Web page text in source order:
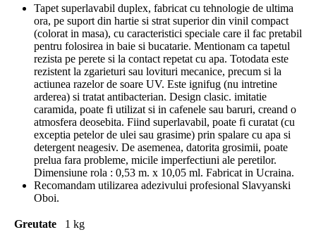
Tapet superlavabil duplex, fabricat cu tehnologie de ultima
ora, pe suport din hartie si strat superior din vinil compact
(colorat in masa), cu caracteristici speciale care il fac pretabil
pentru folosirea in baie si bucatarie. Mentionam ca tapetul
rezista pe perete si la contact repetat cu apa. Totodata este
rezistent la zgarieturi sau lovituri mecanice, precum si la
actiunea razelor de soare UV. Este ignifug (nu intretine
arderea) si tratat antibacterian. Design clasic. imitatie
caramida, poate fi utilizat si in cafenele sau baruri, creand o
atmosfera deosebita. Fiind superlavabil, poate fi curatat (cu
exceptia petelor de ulei sau grasime) prin spalare cu apa si
detergent neagesiv. De asemenea, datorita grosimii, poate
prelua fara probleme, micile imperfectiuni ale peretilor.
Dimensiune rola : 0,53 m. x 10,05 ml. Fabricat in Ucraina.
Recomandam utilizarea adezivului profesional Slavyanski
Oboi.
Greutate
1 kg